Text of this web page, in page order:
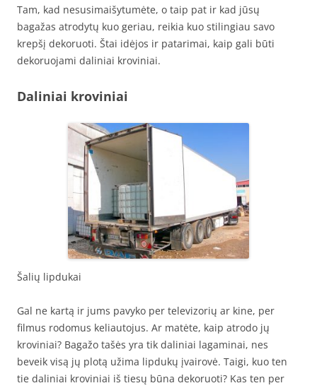
Tam, kad nesusimaišytumėte, o taip pat ir kad jūsų
bagažas atrodytų kuo geriau, reikia kuo stilingiau savo
krepšį dekoruoti. Štai idėjos ir patarimai, kaip gali būti
dekoruojami daliniai kroviniai.
Daliniai kroviniai
Šalių lipdukai
Gal ne kartą ir jums pavyko per televizorių ar kine, per
filmus rodomus keliautojus. Ar matėte, kaip atrodo jų
kroviniai? Bagažo tašės yra tik daliniai lagaminai, nes
beveik visą jų plotą užima lipdukų įvairovė. Taigi, kuo ten
tie daliniai kroviniai iš tiesų būna dekoruoti? Kas ten per